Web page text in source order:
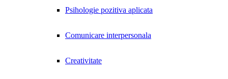
Psihologie pozitiva aplicata
Comunicare interpersonala
Creativitate